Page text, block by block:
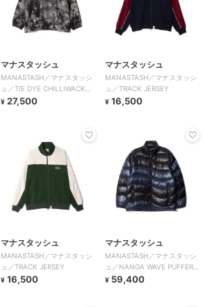
マナスタッシュ
MANASTASH／マナスタッシ
ュ／TIE DYE CHILLIWACK
HOODIE
¥ 27,500
マナスタッシュ
MANASTASH／マナスタッシ
ュ／TRACK JERSEY
¥ 16,500
マナスタッシュ
MANASTASH／マナスタッシ
ュ／TRACK JERSEY
¥ 16,500
マナスタッシュ
MANASTASH／マナスタッシ
ュ／NANGA WAVE PUFFER
JKT
¥ 59,400